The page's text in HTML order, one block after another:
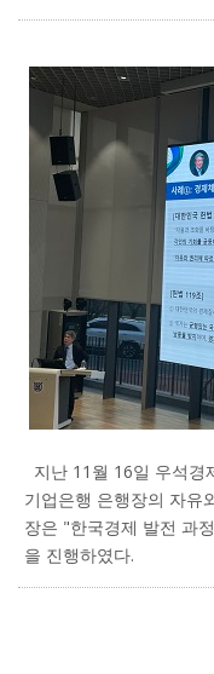
지난 11월 16일 우석경
기업은행 은행장의 자유
장은 "한국경제 발전 과
을 진행하였다.